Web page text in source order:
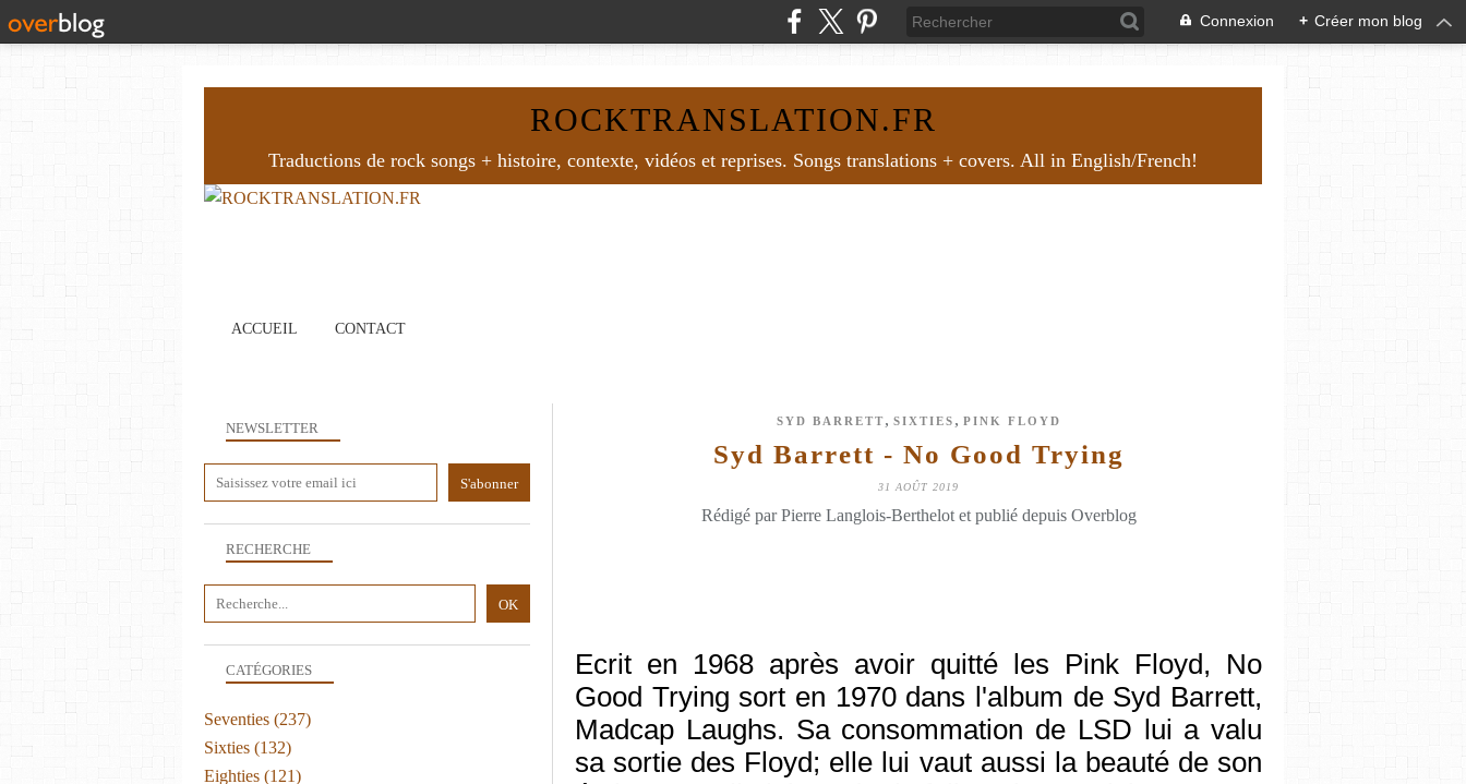
Connexion + Créer mon blog
ROCKTRANSLATION.FR
Traductions de rock songs + histoire, contexte, vidéos et reprises. Songs translations + covers. All in English/French!
ACCUEIL CONTACT
SYD BARRETT , SIXTIES , PINK FLOYD
Syd Barrett - No Good Trying
31 AOÛT 2019
Rédigé par Pierre Langlois-Berthelot et publié depuis Overblog
Ecrit en 1968 après avoir quitté les Pink Floyd, No
Good Trying sort en 1970 dans l'album de Syd Barrett,
Madcap Laughs. Sa consommation de LSD lui a valu
sa sortie des Floyd; elle lui vaut aussi la beauté de son
NEWSLETTER
RECHERCHE
CATÉGORIES
Seventies (237)
Sixties (132)
Eighties (121)